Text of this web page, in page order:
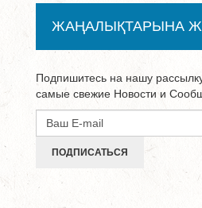
ЖАҢАЛЫҚТАРЫНА
Подпишитесь на нашу
самые свежие Новости и
ПОДПИСАТЬСЯ